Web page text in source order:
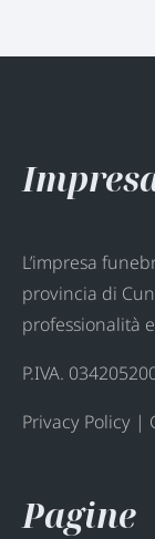
L’impresa
provincia di
professionalità
P.IVA.
Privacy Policy |
Pagine